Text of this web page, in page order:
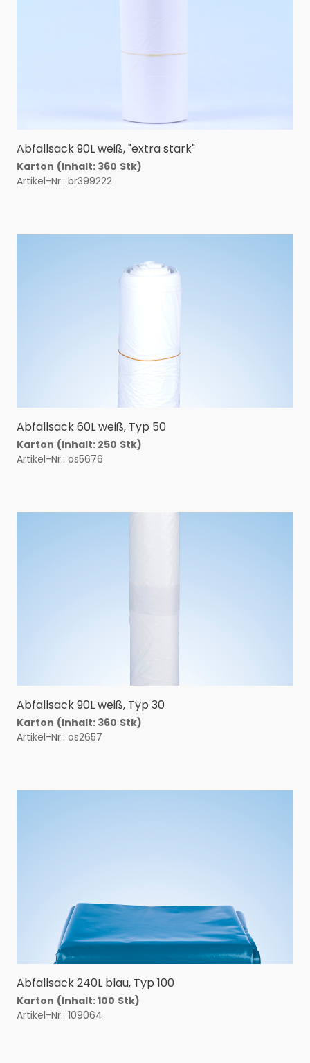
Abfallsack 90L weiß, "extra stark"
Karton (Inhalt: 360 Stk)
Artikel-Nr.: br399222
Abfallsack 60L weiß, Typ 50
Karton (Inhalt: 250 Stk)
Artikel-Nr.: os5676
Abfallsack 90L weiß, Typ 30
Karton (Inhalt: 360 Stk)
Artikel-Nr.: os2657
Abfallsack 240L blau, Typ 100
Karton (Inhalt: 100 Stk)
Artikel-Nr.: 109064